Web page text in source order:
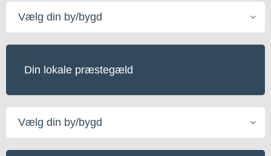
Vælg
din
by/bygd
Din lokale præstegæld
Vælg
din
by/bygd